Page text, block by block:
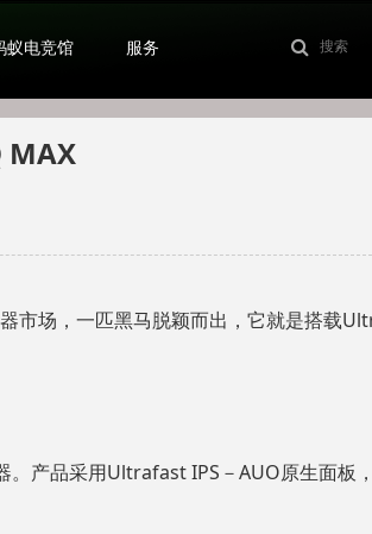
蚁电竞馆 服务
MAX
市场，一匹黑马脱颖而出，它就是搭载
产品采用Ultrafast IPS－AUO原生面板